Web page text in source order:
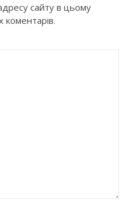
сайту в цьому
коментарів.